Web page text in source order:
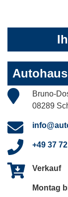
Bruno-
08289
+49 37
Verkauf
Montag